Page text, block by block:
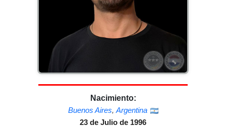
Nacimiento:
Buenos Aires, Argentina
23 de Julio de 1996